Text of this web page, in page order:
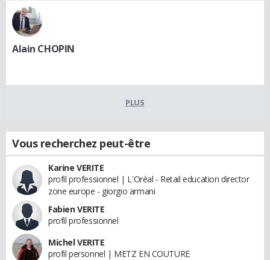
Alain CHOPIN
PLUS
Vous recherchez peut-être
Karine VERITE
profil professionnel | L'Oréal - Retail education director
zone europe - giorgio armani
Fabien VERITE
profil professionnel
Michel VERITE
profil personnel | METZ EN COUTURE